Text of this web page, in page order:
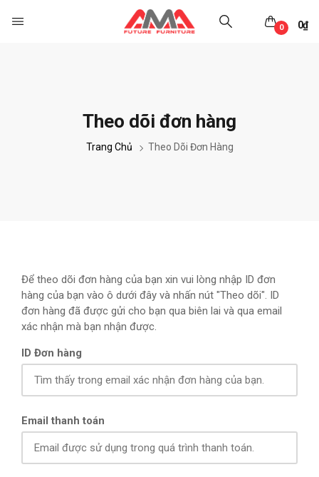
0₫
0
Theo dõi đơn hàng
Trang Chủ Theo Dõi Đơn Hàng
Để theo dõi đơn hàng của bạn xin vui lòng nhập ID đơn
hàng của bạn vào ô dưới đây và nhấn nút "Theo dõi". ID
đơn hàng đã được gửi cho bạn qua biên lai và qua email
xác nhận mà bạn nhận được.
ID Đơn hàng
Email thanh toán